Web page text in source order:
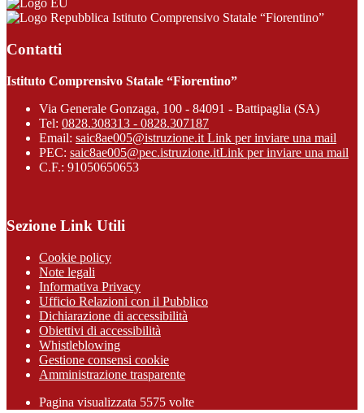
Istituto Comprensivo Statale “Fiorentino”
Contatti
Istituto Comprensivo Statale “Fiorentino”
Via Generale Gonzaga, 100 - 84091 - Battipaglia (SA)
Tel: 0828.308313 - 0828.307187
Email: saic8ae005@istruzione.it Link per inviare una mail
PEC: saic8ae005@pec.istruzione.itLink per inviare una mail
C.F.: 91050650653
Sezione Link Utili
Cookie policy
Note legali
Informativa Privacy
Ufficio Relazioni con il Pubblico
Dichiarazione di accessibilità
Obiettivi di accessibilità
Whistleblowing
Gestione consensi cookie
Amministrazione trasparente
Pagina visualizzata 5575 volte